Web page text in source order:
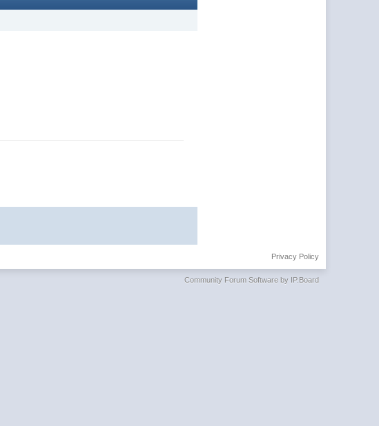
Privacy Policy
Community Forum Software by IP.Board